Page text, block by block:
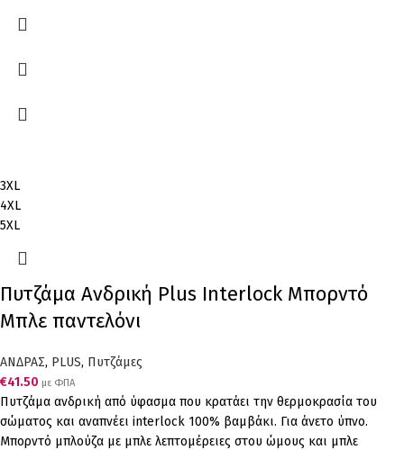
3XL
4XL
5XL
Πυτζάμα Ανδρική Plus Interlock Μπορντό
Μπλε παντελόνι
ΑΝΔΡΑΣ, PLUS, Πυτζάμες
€41.50 με ΦΠΑ
Πυτζάμα ανδρική από ύφασμα που κρατάει την θερμοκρασία του
σώματος και αναπνέει interlock 100% βαμβάκι. Για άνετο ύπνο.
Μπορντό μπλούζα με μπλε λεπτομέρειες στου ώμους και μπλε